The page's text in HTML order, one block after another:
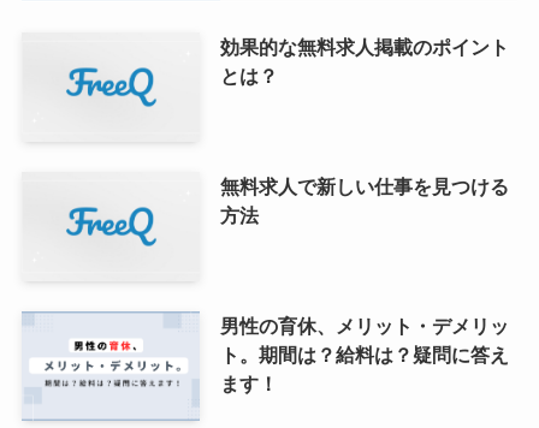
効果的な無料求人掲載のポイント
とは？
無料求人で新しい仕事を見つける
方法
男性の育休、メリット・デメリッ
ト。期間は？給料は？疑問に答え
ます！